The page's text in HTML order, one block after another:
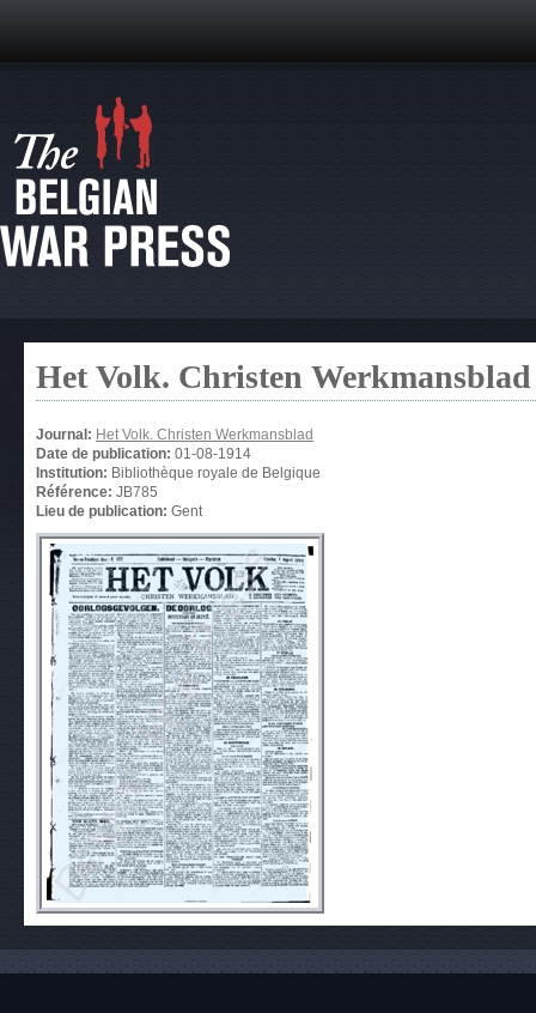
Het Volk. Christen Werkmansblad
Journal: Het Volk. Christen Werkmansblad
Date de publication: 01-08-1914
Institution: Bibliothèque royale de Belgique
Référence: JB785
Lieu de publication: Gent